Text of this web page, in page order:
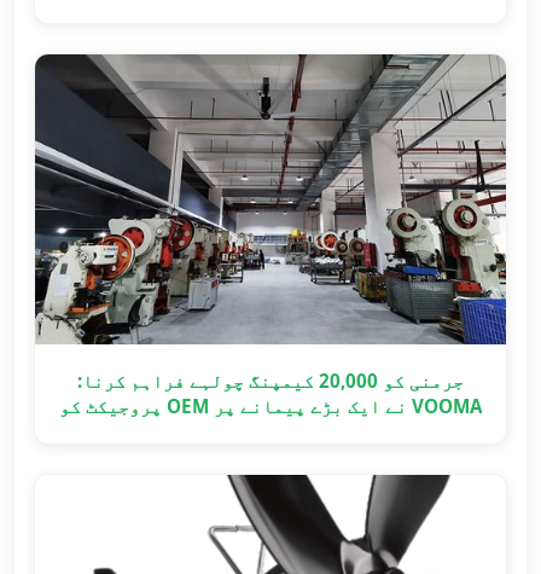
جرمنی کو 20,000 کیمپنگ چولہے فراہم کرنا:
VOOMA نے ایک بڑے پیمانے پر OEM پروجیکٹ کو